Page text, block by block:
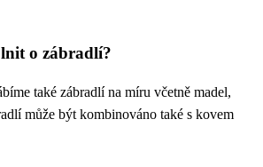
o zábradlí?
také zábradlí na míru včetně madel,
může být kombinováno také s kovem